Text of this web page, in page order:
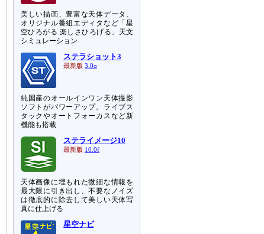
美しい描画、豊富な天体データ、
オリジナル番組エディタなど「星
空ひろがる 楽しさひろげる」天文
シミュレーション
ステラショット3
最新版 3.0o
純国産のオールインワン天体撮影
ソフトがパワーアップ。ライブス
タックやオートフォーカスなど新
機能も搭載
ステライメージ10
最新版 10.0f
天体画像に埋もれた微細な情報を
最大限に引き出し、不要なノイズ
は徹底的に除去して美しい天体写
真に仕上げる
星空ナビ